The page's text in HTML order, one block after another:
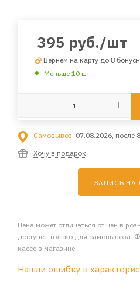
395 руб./шт
Вернем на карту до 8
Меньше 10 шт
Самовывоз: 07.08.2026, после
Хочу в подарок
ЗАПИСЬ НА
Цена может отличаться от цен в
доступен только для самовывоза.
кассе в магазине
Нашли ошибку в